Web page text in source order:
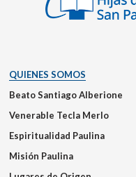
QUIENES SOMOS
Beato Santiago Alberione
Venerable Tecla Merlo
Espiritualidad Paulina
Misión Paulina